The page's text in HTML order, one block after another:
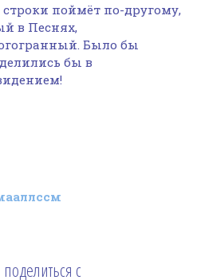
поймёт по-другому,
в Песнях,
Было бы
бы в
с